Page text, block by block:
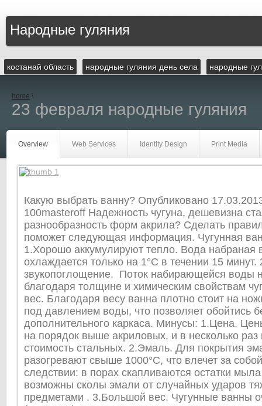
Народные гуляния
костанай область народные гуляния день села народные
home \
23 февраля народные гуляния
Overview Web Services Identity Design Print Media
Какую выбрать ванну? Опубликовано
100masteroff Надежность чугуна, дешевизна
разнообразность форм акрила? Сделать
поможет следующая информация. Чугунная
1.Хорошо аккумулируют тепло. Вода набраная
охлаждается только на 1°С в течении 15
звукопоглощение. Поток набирающейся воды
благодаря толщине и химическим свойствам
вес. Благодаря весу ванна плотно стоит на
под давлением воды, что позволяет обойтись
дополнительного каркаса. Минусы: 1.Цена.
на порядок выше акриловых, и в несколько
стоимость стальных. 2.Эмаль. Для покрытия
разогревают свыше 1000°С, что влечет за
следствии: в порах скапливаются остатки
возможны сколы эмали от случайных ударов
предметами . 3.Большой вес. Чугунные ванны